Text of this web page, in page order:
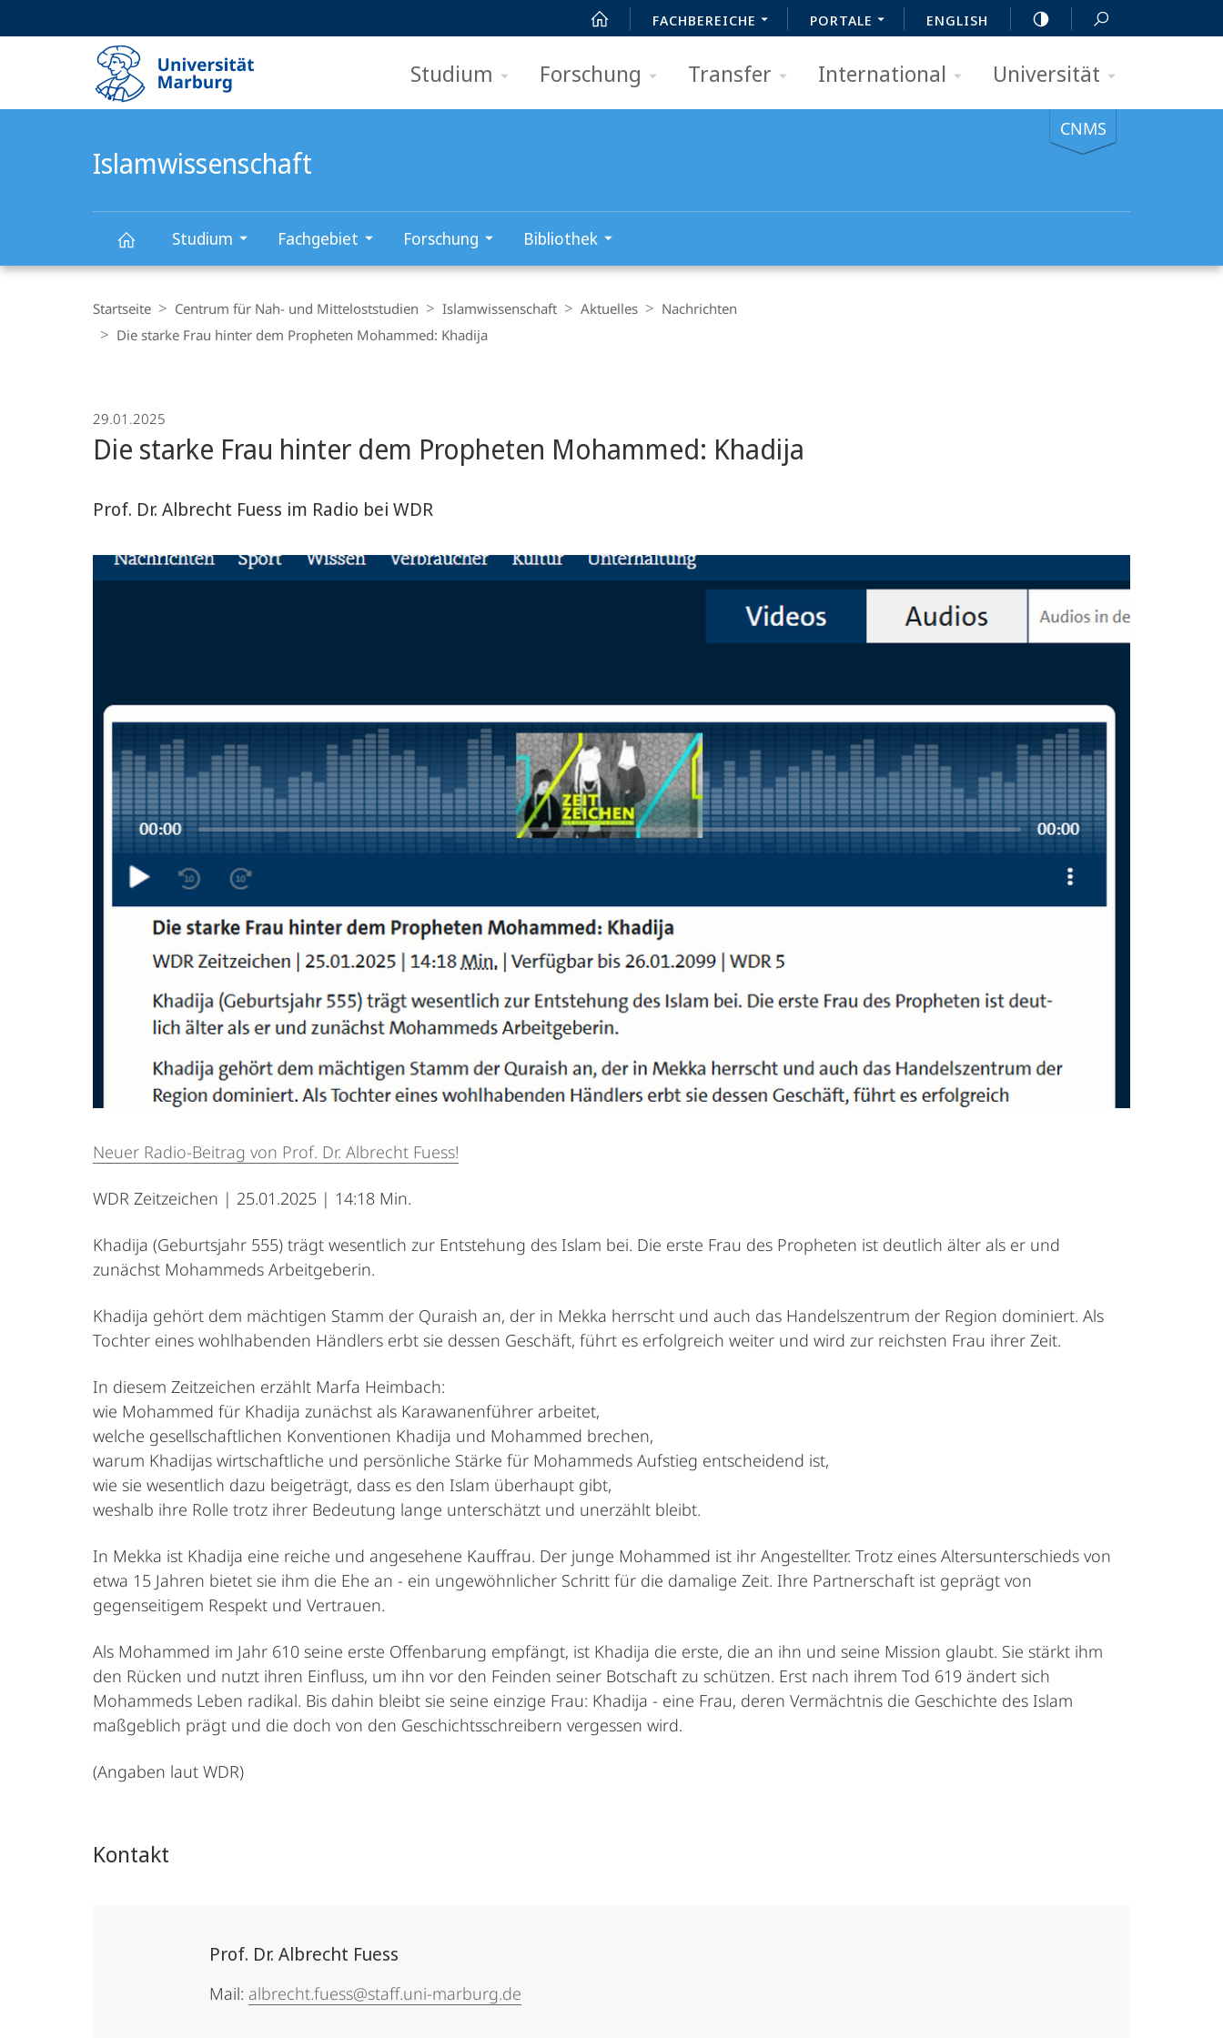
FACHBEREICHE PORTALE ENGLISH
Studium Forschung Transfer International Universität
CNMS
Islamwissenschaft
Studium Fachgebiet Forschung Bibliothek
Navigation
Startseite Centrum für Nah- und Mitteloststudien Islamwissenschaft Aktuelles
Nachrichten
Die starke Frau hinter dem Propheten Mohammed: Khadija
29.01.2025
Die starke Frau hinter dem Propheten Mohammed: Khadija
Prof. Dr. Albrecht Fuess im Radio bei WDR
Neuer Radio-Beitrag von Prof. Dr. Albrecht Fuess!
WDR Zeitzeichen | 25.01.2025 | 14:18 Min.
Khadija (Geburtsjahr 555) trägt wesentlich zur Entstehung des Islam bei. Die erste Frau des Propheten ist deutlich älter als er und
zunächst Mohammeds Arbeitgeberin.
Khadija gehört dem mächtigen Stamm der Quraish an, der in Mekka herrscht und auch das Handelszentrum der Region dominiert. Als
Tochter eines wohlhabenden Händlers erbt sie dessen Geschäft, führt es erfolgreich weiter und wird zur reichsten Frau ihrer Zeit.
In diesem Zeitzeichen erzählt Marfa Heimbach:
wie Mohammed für Khadija zunächst als Karawanenführer arbeitet,
welche gesellschaftlichen Konventionen Khadija und Mohammed brechen,
warum Khadijas wirtschaftliche und persönliche Stärke für Mohammeds Aufstieg entscheidend ist,
wie sie wesentlich dazu beigeträgt, dass es den Islam überhaupt gibt,
weshalb ihre Rolle trotz ihrer Bedeutung lange unterschätzt und unerzählt bleibt.
In Mekka ist Khadija eine reiche und angesehene Kauffrau. Der junge Mohammed ist ihr Angestellter. Trotz eines Altersunterschieds von
etwa 15 Jahren bietet sie ihm die Ehe an - ein ungewöhnlicher Schritt für die damalige Zeit. Ihre Partnerschaft ist geprägt von
gegenseitigem Respekt und Vertrauen.
Als Mohammed im Jahr 610 seine erste Offenbarung empfängt, ist Khadija die erste, die an ihn und seine Mission glaubt. Sie stärkt ihm
den Rücken und nutzt ihren Einfluss, um ihn vor den Feinden seiner Botschaft zu schützen. Erst nach ihrem Tod 619 ändert sich
Mohammeds Leben radikal. Bis dahin bleibt sie seine einzige Frau: Khadija - eine Frau, deren Vermächtnis die Geschichte des Islam
maßgeblich prägt und die doch von den Geschichtsschreibern vergessen wird.
(Angaben laut WDR)
Kontakt
Prof. Dr. Albrecht Fuess
Mail: albrecht.fuess@staff.uni-marburg.de